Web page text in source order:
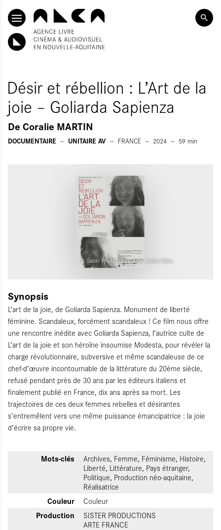
ALLER AU CONTENU PRINCIPAL
Désir et rébellion : L’Art de la
joie – Goliarda Sapienza
De Coralie MARTIN
DOCUMENTAIRE UNITAIRE AV FRANCE 2024 59 min
© Sister Productions, Arte, Vetta Films
Synopsis
L’art de la joie, de Goliarda Sapienza. Monument de liberté
féminine. Scandaleux, forcément scandaleux ! Ce film nous offre
une rencontre inédite avec Goliarda Sapienza, l’autrice culte de
L’art de la joie et son héroïne insoumise Modesta, pour révéler la
charge révolutionnaire, subversive et même scandaleuse de ce
chef-d’œuvre incontournable de la littérature du 20ème siècle,
refusé pendant près de 30 ans par les éditeurs italiens et
finalement publié en France, dix ans après sa mort. Les
trajectoires de ces deux femmes rebelles et désirantes
s’entremêlent vers une même puissance émancipatrice : la joie
d’écrire sa propre vie.
Mots-clés
Archives, Femme, Féminisme, Histoire,
Liberté, Littérature, Pays étranger,
Politique, Production néo-aquitaine,
Réalisatrice
Couleur Couleur
Production
SISTER PRODUCTIONS
ARTE FRANCE